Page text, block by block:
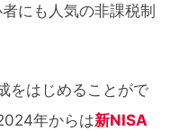
にも人気の非課税制
をはじめることがで
年からは新NISA